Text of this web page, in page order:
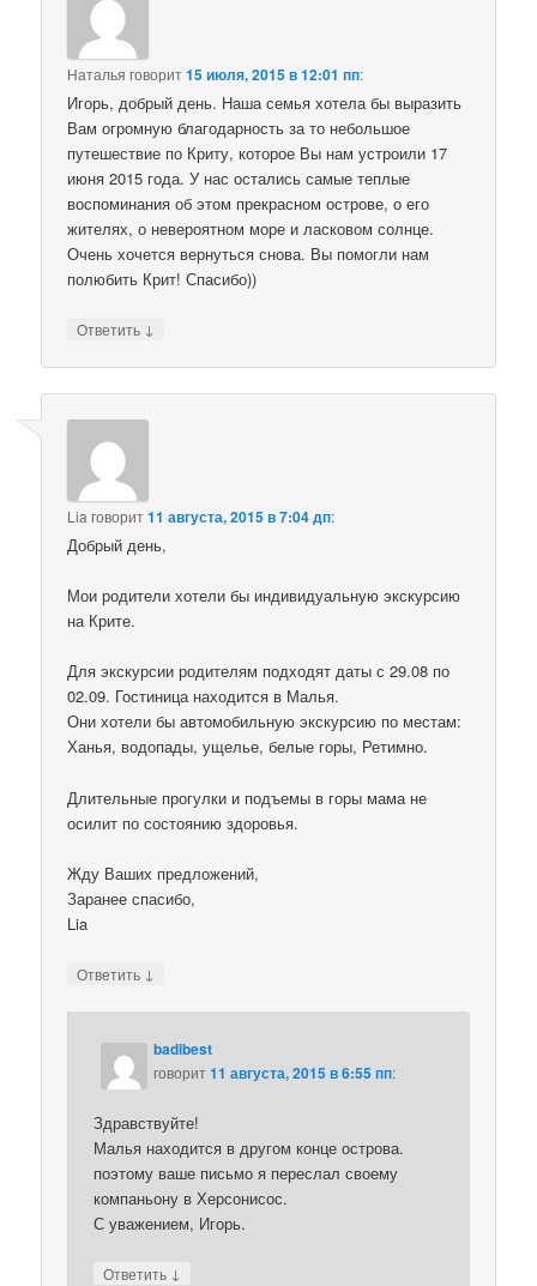
Наталья говорит15 июля, 2015 в 12:01 пп:
Игорь, добрый день. Наша семья хотела бы выразить
Вам огромную благодарность за то небольшое
путешествие по Криту, которое Вы нам устроили 17
июня 2015 года. У нас остались самые теплые
воспоминания об этом прекрасном острове, о его
жителях, о невероятном море и ласковом солнце.
Очень хочется вернуться снова. Вы помогли нам
полюбить Крит! Спасибо))
Ответить ↓
Lia говорит11 августа, 2015 в 7:04 дп:
Добрый день,
Мои родители хотели бы индивидуальную экскурсию
на Крите.
Для экскурсии родителям подходят даты с 29.08 по
02.09. Гостиница находится в Малья.
Они хотели бы автомобильную экскурсию по местам:
Ханья, водопады, ущелье, белые горы, Ретимно.
Длительные прогулки и подъемы в горы мама не
осилит по состоянию здоровья.
Жду Ваших предложений,
Заранее спасибо,
Lia
Ответить ↓
badibest
говорит11 августа, 2015 в 6:55 пп:
Здравствуйте!
Малья находится в другом конце острова.
поэтому ваше письмо я переслал своему
компаньону в Херсонисос.
С уважением, Игорь.
Ответить ↓